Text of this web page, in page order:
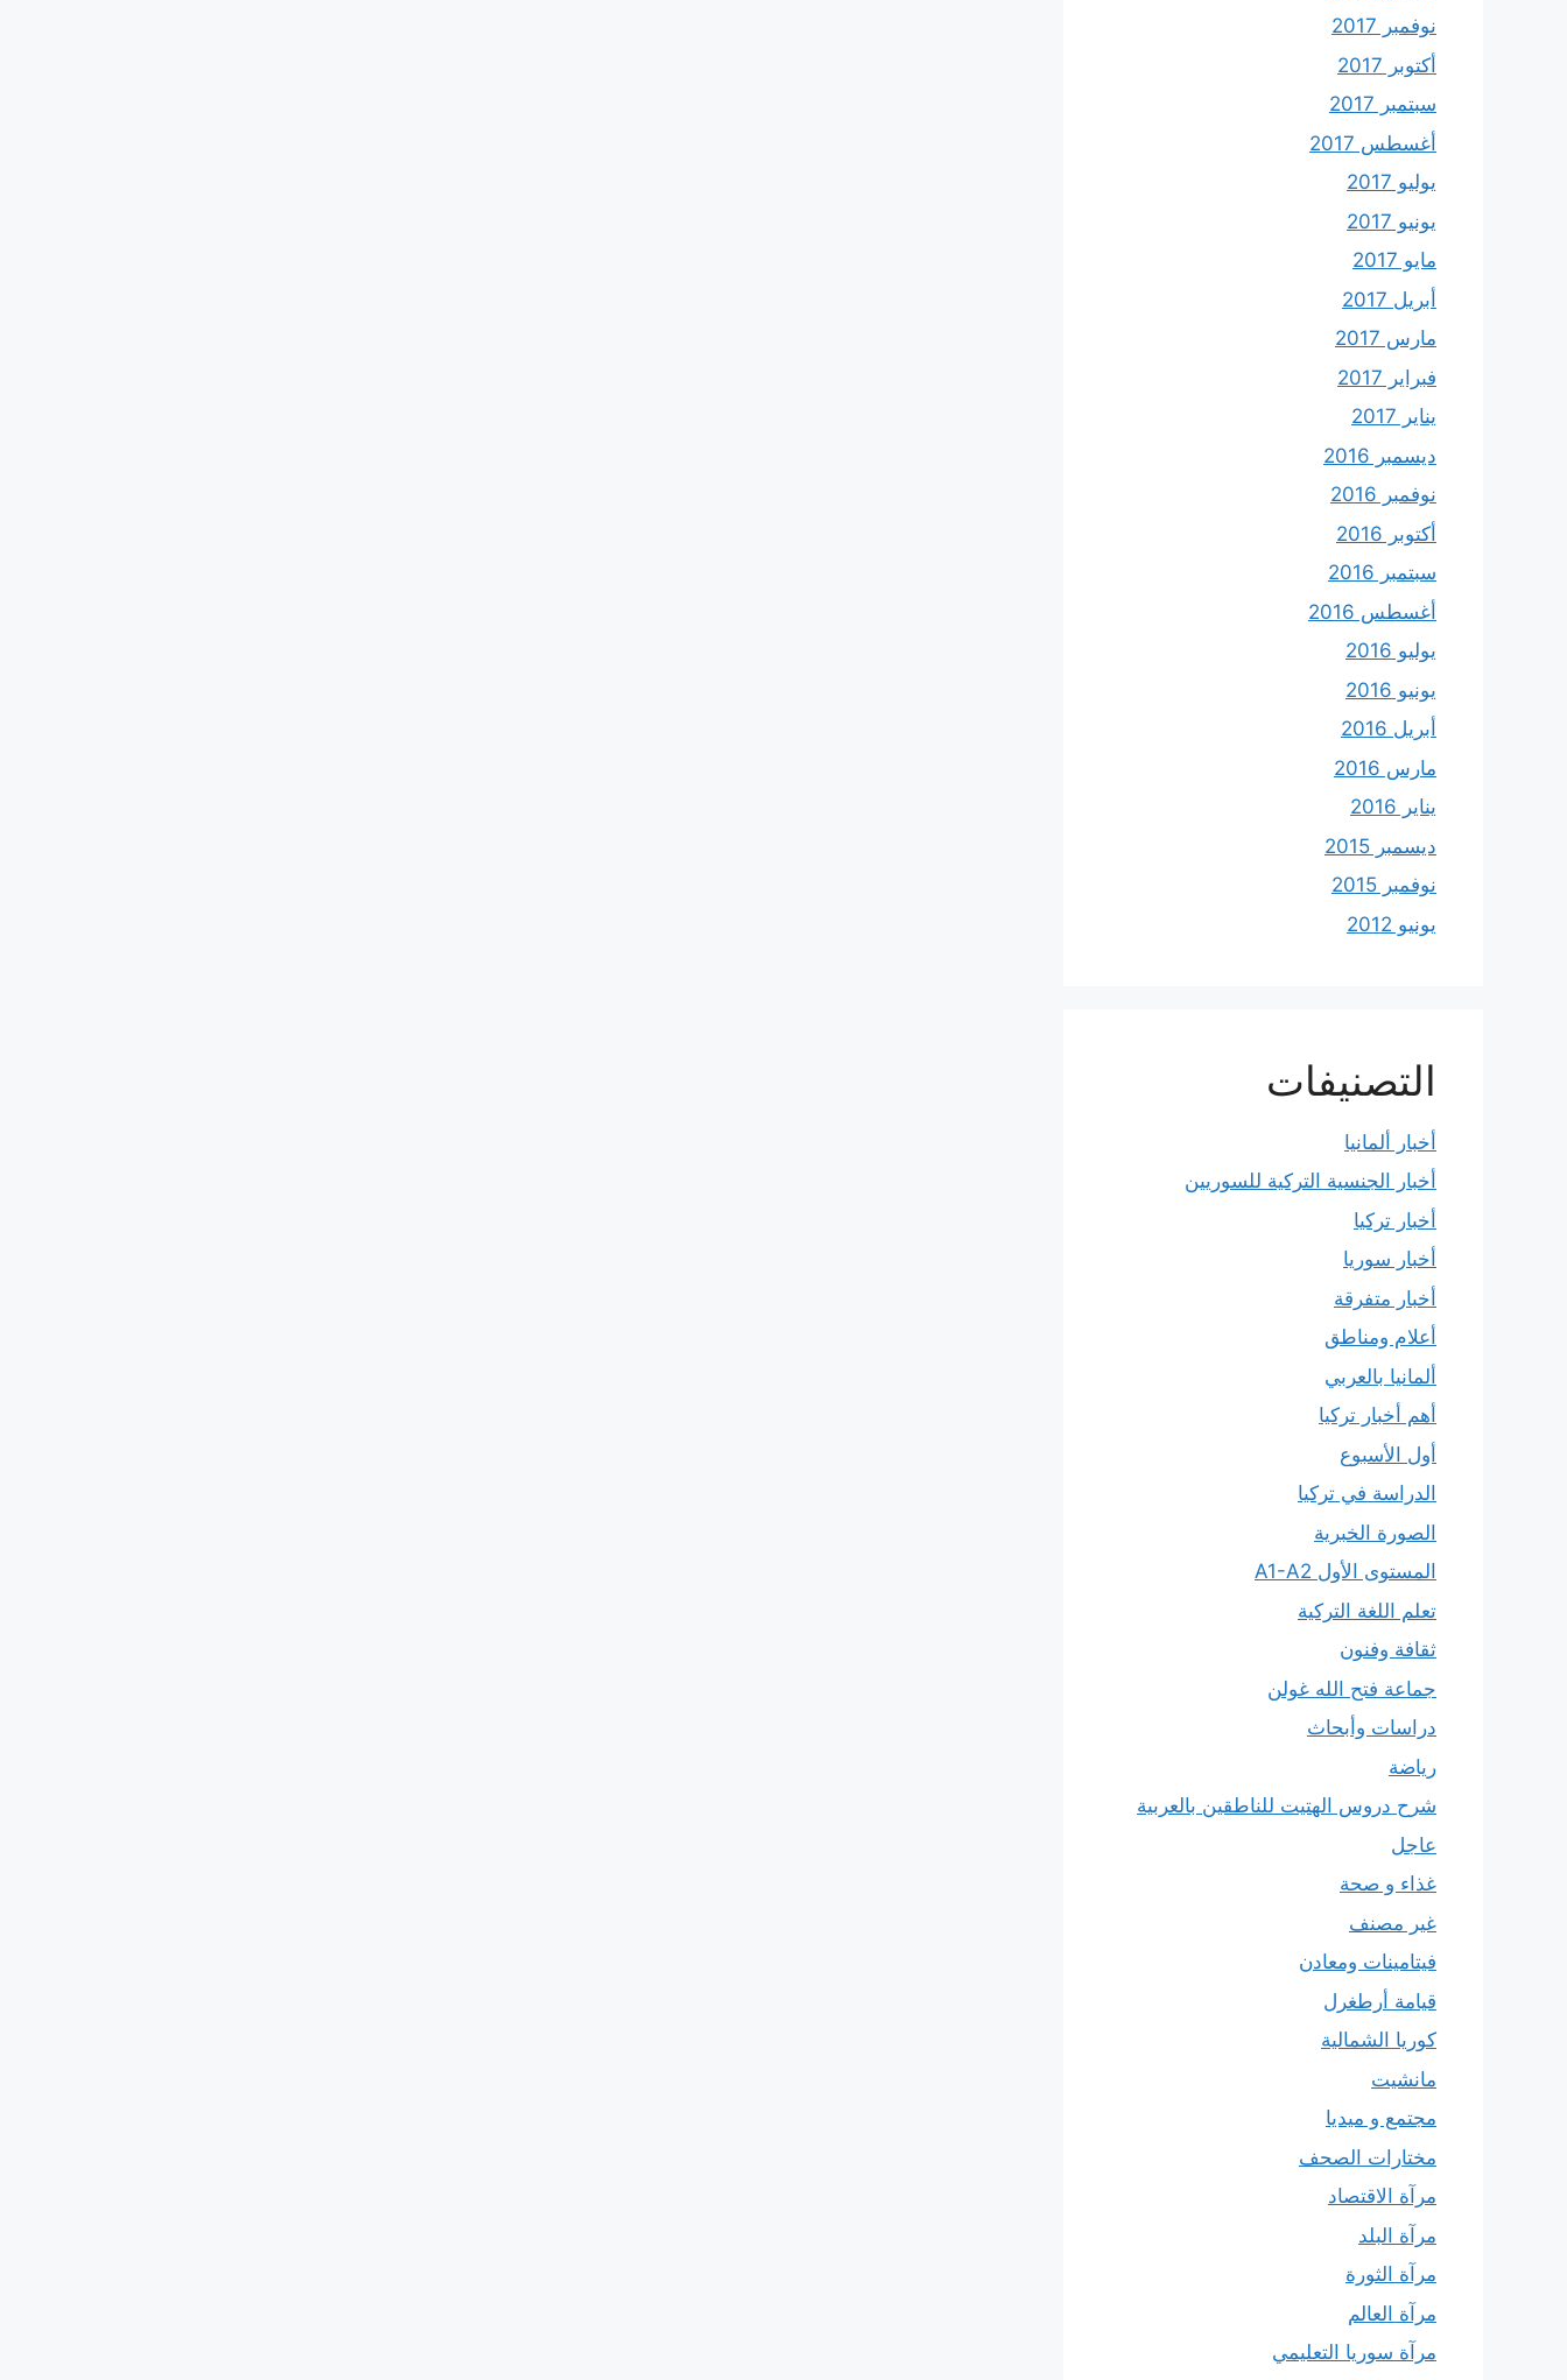
نوفمبر 2017
أكتوبر 2017
سبتمبر 2017
أغسطس 2017
يوليو 2017
يونيو 2017
مايو 2017
أبريل 2017
مارس 2017
فبراير 2017
يناير 2017
ديسمبر 2016
نوفمبر 2016
أكتوبر 2016
سبتمبر 2016
أغسطس 2016
يوليو 2016
يونيو 2016
أبريل 2016
مارس 2016
يناير 2016
ديسمبر 2015
نوفمبر 2015
يونيو 2012
التصنيفات
أخبار ألمانيا
أخبار الجنسية التركية للسوريين
أخبار تركيا
أخبار سوريا
أخبار متفرقة
أعلام ومناطق
ألمانيا بالعربي
أهم أخبار تركيا
أول الأسبوع
الدراسة في تركيا
الصورة الخبرية
المستوى الأول A1-A2
تعلم اللغة التركية
ثقافة وفنون
جماعة فتح الله غولن
دراسات وأبحاث
رياضة
شرح دروس الهتيت للناطقين بالعربية
عاجل
غذاء و صحة
غير مصنف
فيتامينات ومعادن
قيامة أرطغرل
كوريا الشمالية
مانشيت
مجتمع و ميديا
مختارات الصحف
مرآة الاقتصاد
مرآة البلد
مرآة الثورة
مرآة العالم
مرآة سوريا التعليمي